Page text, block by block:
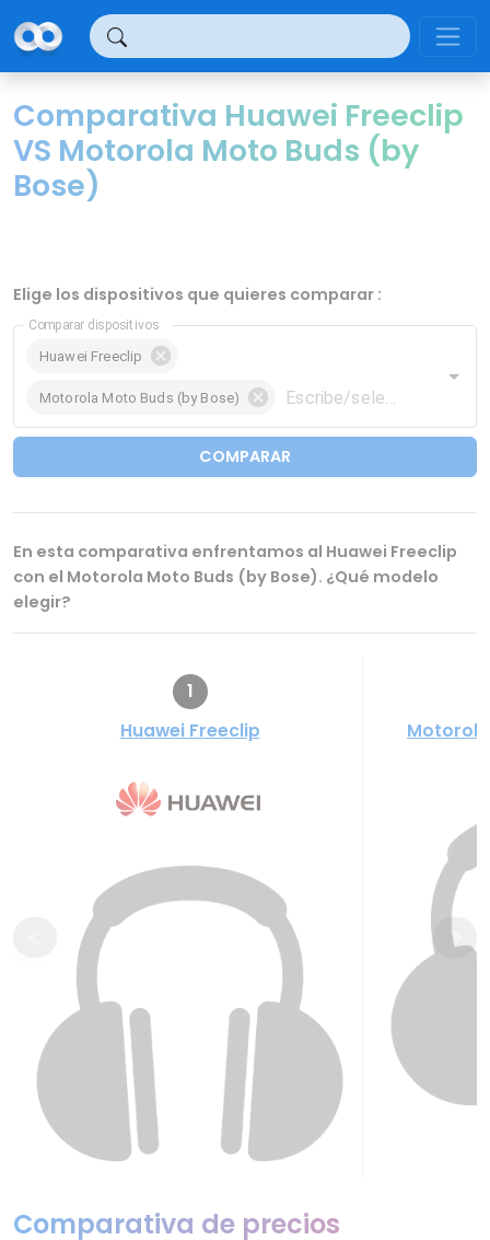
Comparativa Huawei Freeclip
VS Motorola Moto Buds (by
Bose)
Elige los dispositivos que quieres comparar :
Comparar dispositivos
Huawei Freeclip
Motorola Moto Buds (by Bose)
COMPARAR
En esta comparativa enfrentamos al Huawei Freeclip
con el Motorola Moto Buds (by Bose). ¿Qué modelo
elegir?
1
Huawei Freeclip
Comparativa de precios
Panel de gestión de cookies